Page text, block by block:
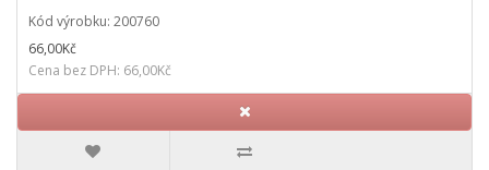
Kód výrobku: 200760
66,00Kč
Cena bez DPH: 66,00Kč